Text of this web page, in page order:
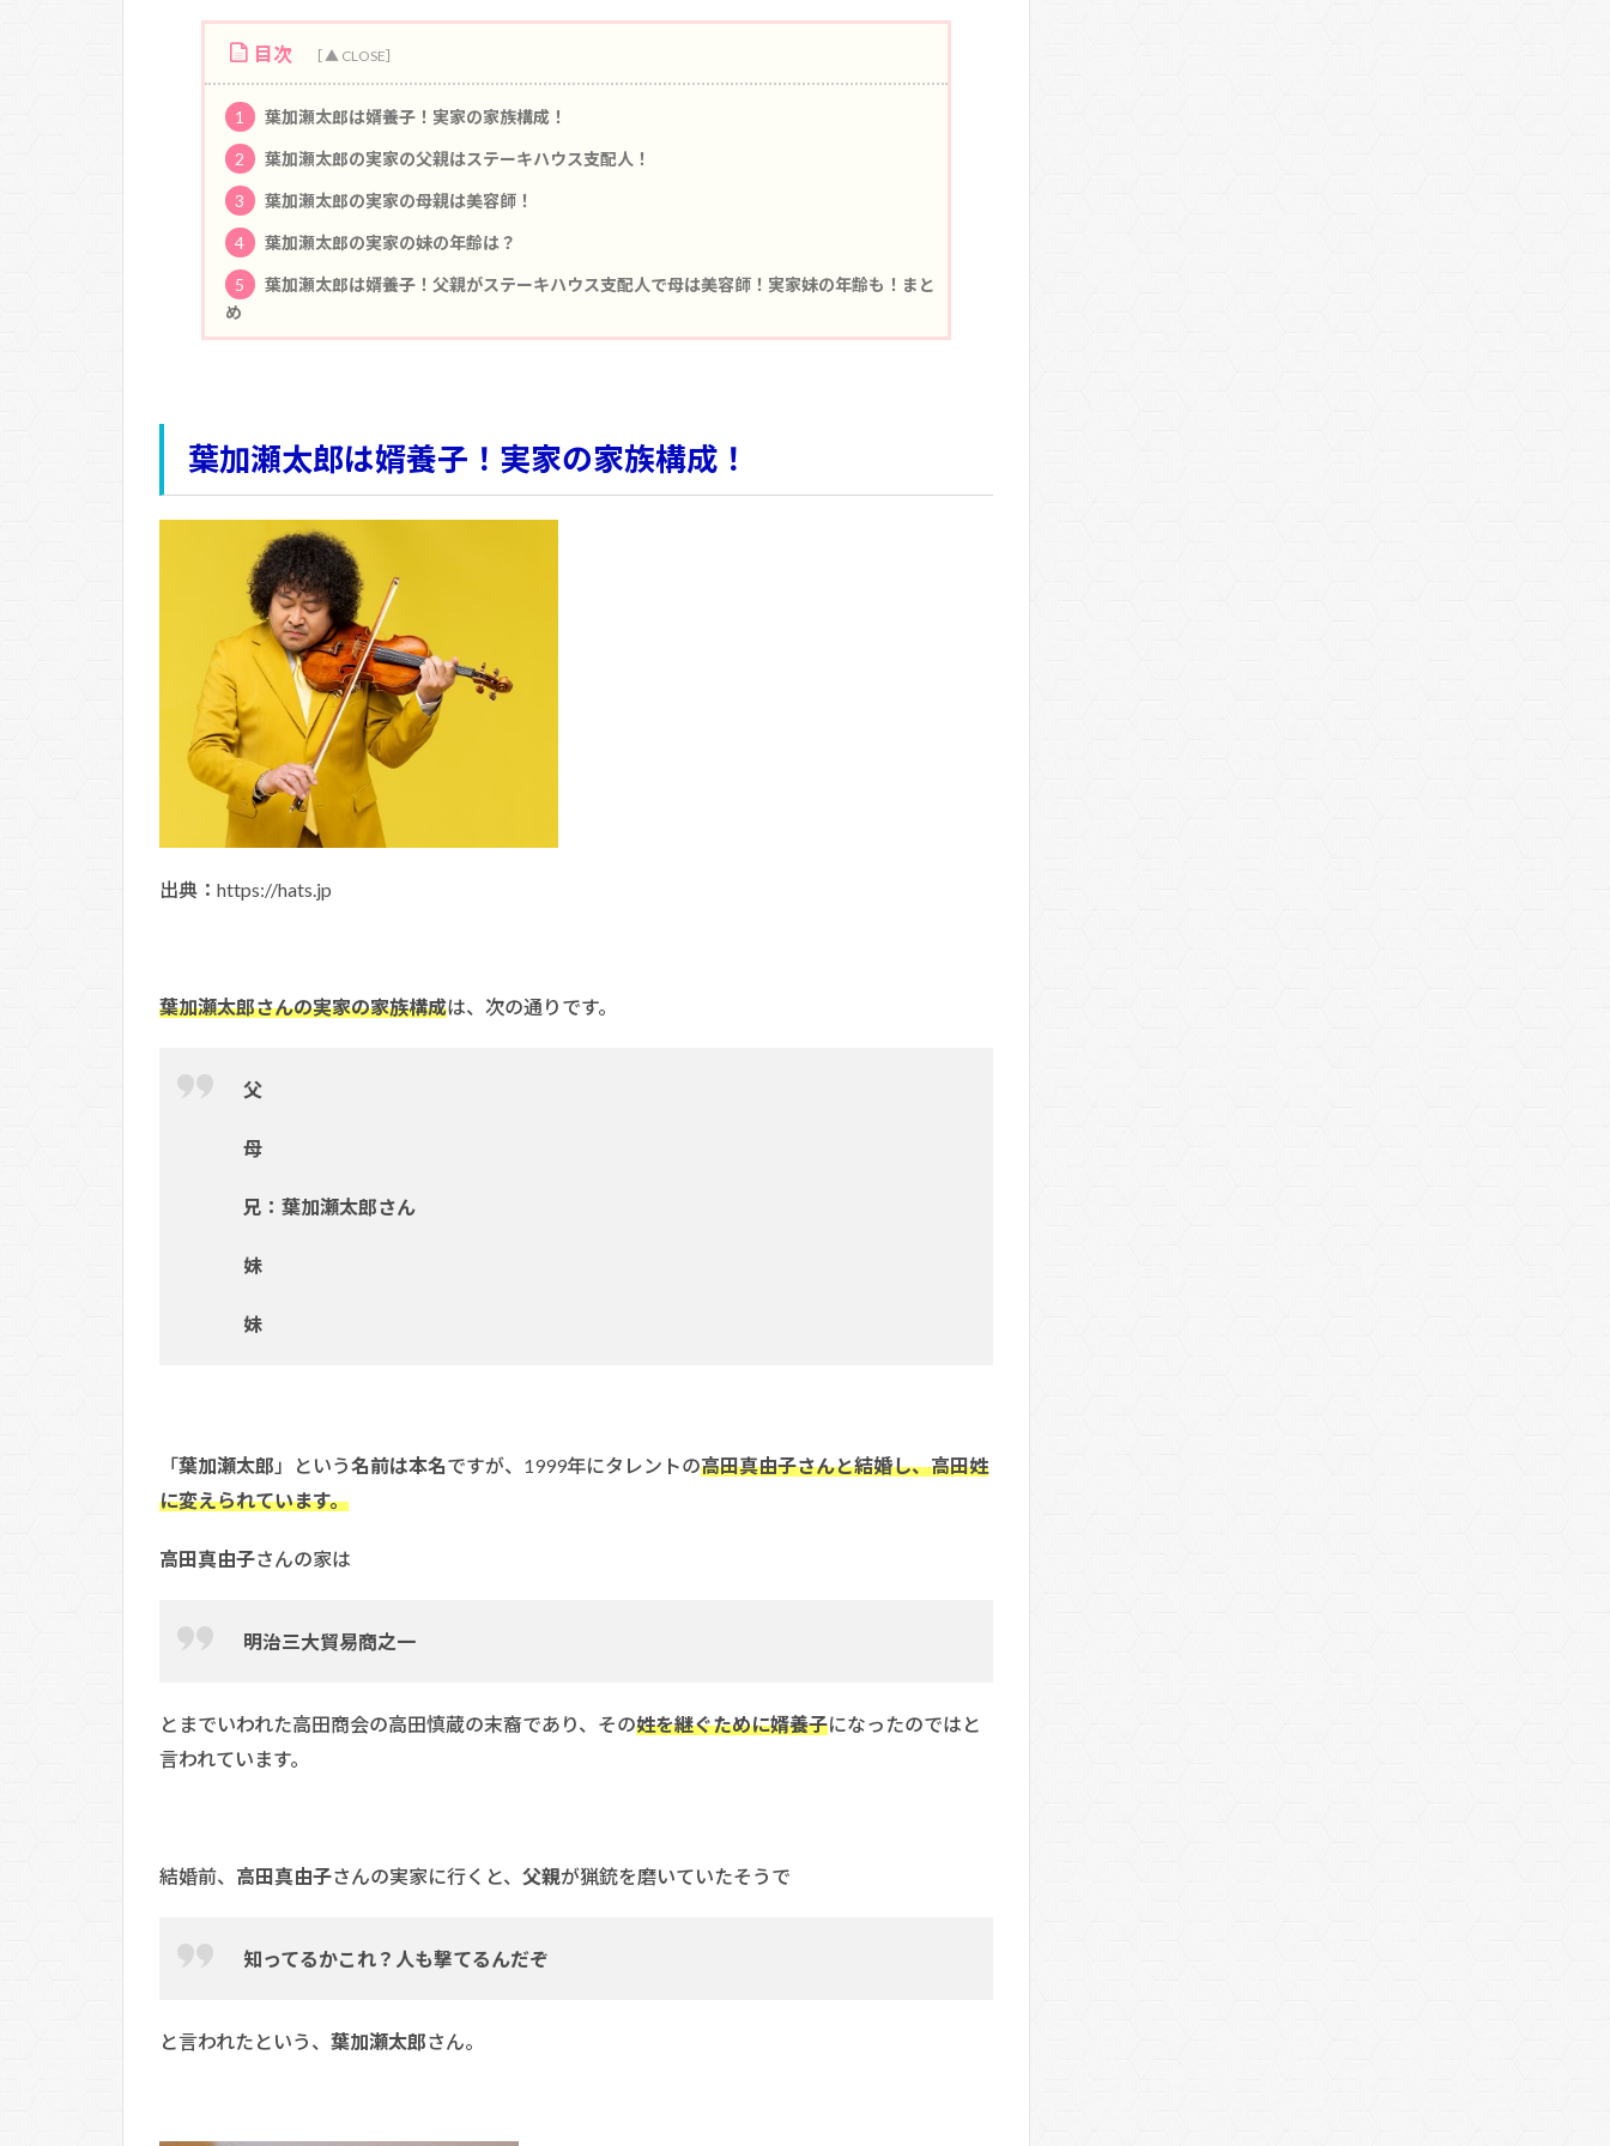
目次
1 葉加瀬太郎は婿養子！実家の家族構成！
2 葉加瀬太郎の実家の父親はステーキハウス支配人！
3 葉加瀬太郎の実家の母親は美容師！
4 葉加瀬太郎の実家の妹の年齢は？
5
葉加瀬太郎は婿養子！父親がステーキハウス支配人で母は美容師！実家妹の年齢も！まと
め
葉加瀬太郎は婿養子！実家の家族構成！
出典：https://hats.jp
葉加瀬太郎さんの実家の家族構成は、次の通りです。
父
母
兄：葉加瀬太郎さん
妹
妹
「葉加瀬太郎 」という名前は本名ですが、1999年にタレントの高田真由子さんと結婚し、高田姓
に変えられています。
高田真由子さんの家は
明治三大貿易商之一
とまでいわれた高田商会の高田慎蔵の末裔であり、その姓を継ぐために婿養子になったのではと
言われています。
結婚前、 高田真由子さんの実家に行くと、 父親が猟銃を磨いていたそうで
知ってるかこれ？人も撃てるんだぞ
と言われたという、 葉加瀬太郎さん。